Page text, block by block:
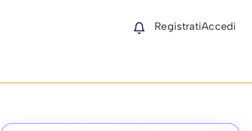
RegistratiAccedi